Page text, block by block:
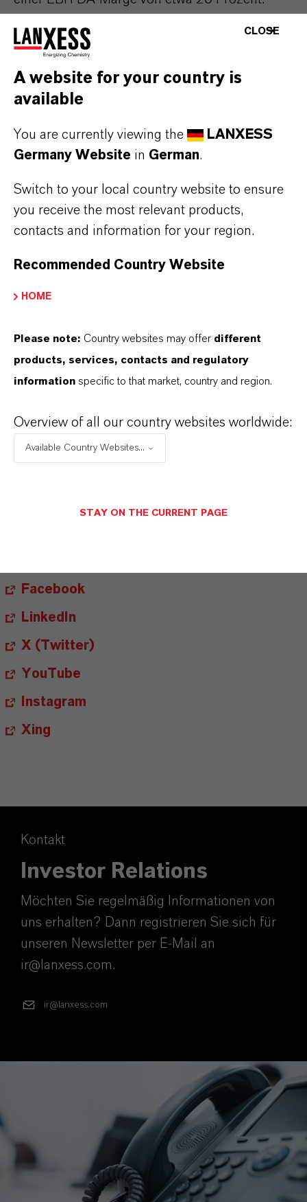
thermoplastischen Kunststoffen, die vor allem
Elektro-/Elektronikindustrie zum Einsatz
kommen.
Die Transaktion unterliegt noch der
Vollzug wird im ersten Halbjahr 2023 erwartet.
ÜBER LANXESS
Fotos finden Sie unter
http://presse.lanxess.de
. Aktuelle Fotos
vom Vorstand sowie weiteres Bildmaterial zu LANXESS stehen
https://lanxess.com/de-DE/Presse/Storys
Facebook
LinkedIn
X (Twitter)
YouTube
Instagram
Xing
Kontakt
Investor Relations
Möchten Sie regelmäßig Informationen von
uns erhalten? Dann registrieren Sie sich für
unseren Newsletter per E-Mail an
ir@lanxess.com.
ir@lanxess.com
CLOSE
A website for your country is
available
You are currently viewing the
LANXESS
Germany Website in German.
Switch to your local country website to ensure
you receive the most relevant products,
contacts and information for your region.
Recommended Country Website
HOME
Please note: Country websites may offer different
products, services, contacts and regulatory
information specific to that market, country and region.
Overview of all our country websites worldwide:
Available Country Websites...
STAY ON THE CURRENT PAGE